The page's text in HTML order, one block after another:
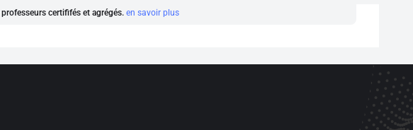
certififés et agrégés. en savoir plus